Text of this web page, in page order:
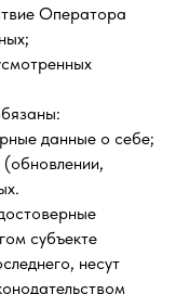
Оператора
данные о себе;
субъекте
несут